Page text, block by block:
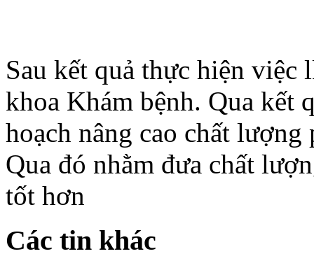
Sau kết quả thực hiện việc
khoa Khám bệnh. Qua kết
hoạch nâng cao chất
Qua đó nhằm đưa chất
tốt hơn
Các tin khác